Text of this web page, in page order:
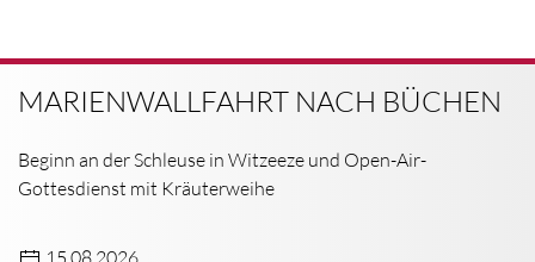
MARIENWALLFAHRT NACH BÜCHEN
Beginn an der Schleuse in Witzeeze und Open-Air-
Gottesdienst mit Kräuterweihe